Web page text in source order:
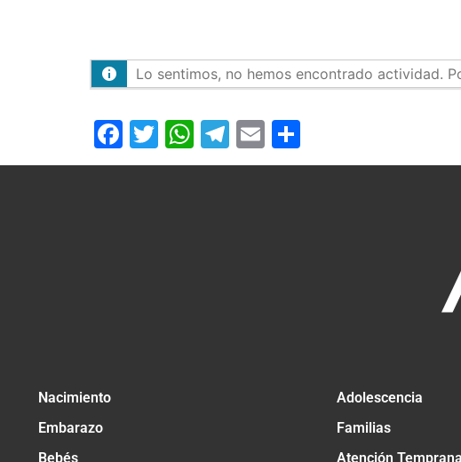
Lo sentimos, no hemos encontrado actividad.
Facebook
Twitter
WhatsApp
Telegram
Email
Nacimiento
Embarazo
Bebés
Adolescencia
Familias
Atención Temprana